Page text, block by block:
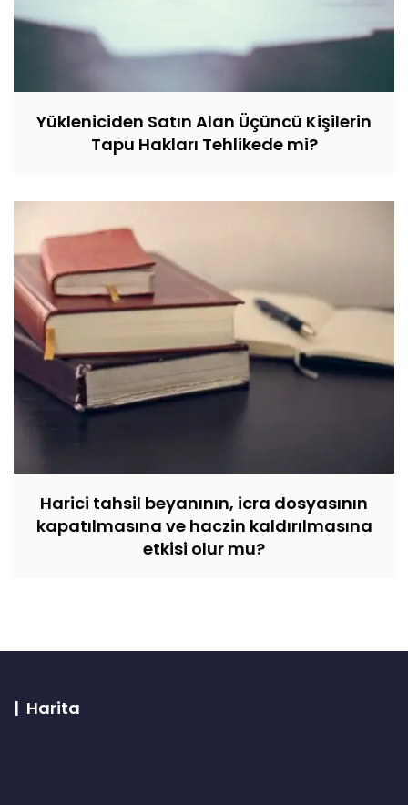
Yükleniciden Satın Alan Üçüncü Kişilerin
Tapu Hakları Tehlikede mi?
Harici tahsil beyanının, icra dosyasının
kapatılmasına ve haczin kaldırılmasına
etkisi olur mu?
| Harita